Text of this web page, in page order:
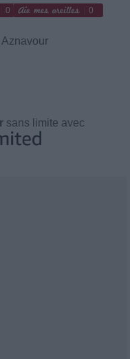
0 0
sans limite avec